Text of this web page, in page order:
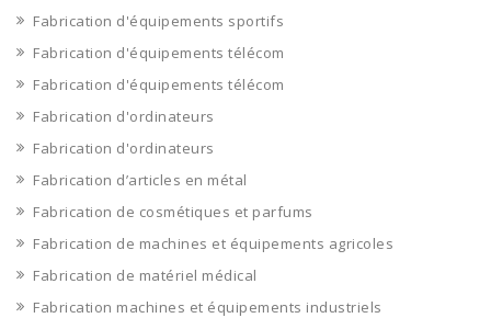
Fabrication d'équipements sportifs
Fabrication d'équipements télécom
Fabrication d'équipements télécom
Fabrication d'ordinateurs
Fabrication d'ordinateurs
Fabrication d’articles en métal
Fabrication de cosmétiques et parfums
Fabrication de machines et équipements agricoles
Fabrication de matériel médical
Fabrication machines et équipements industriels